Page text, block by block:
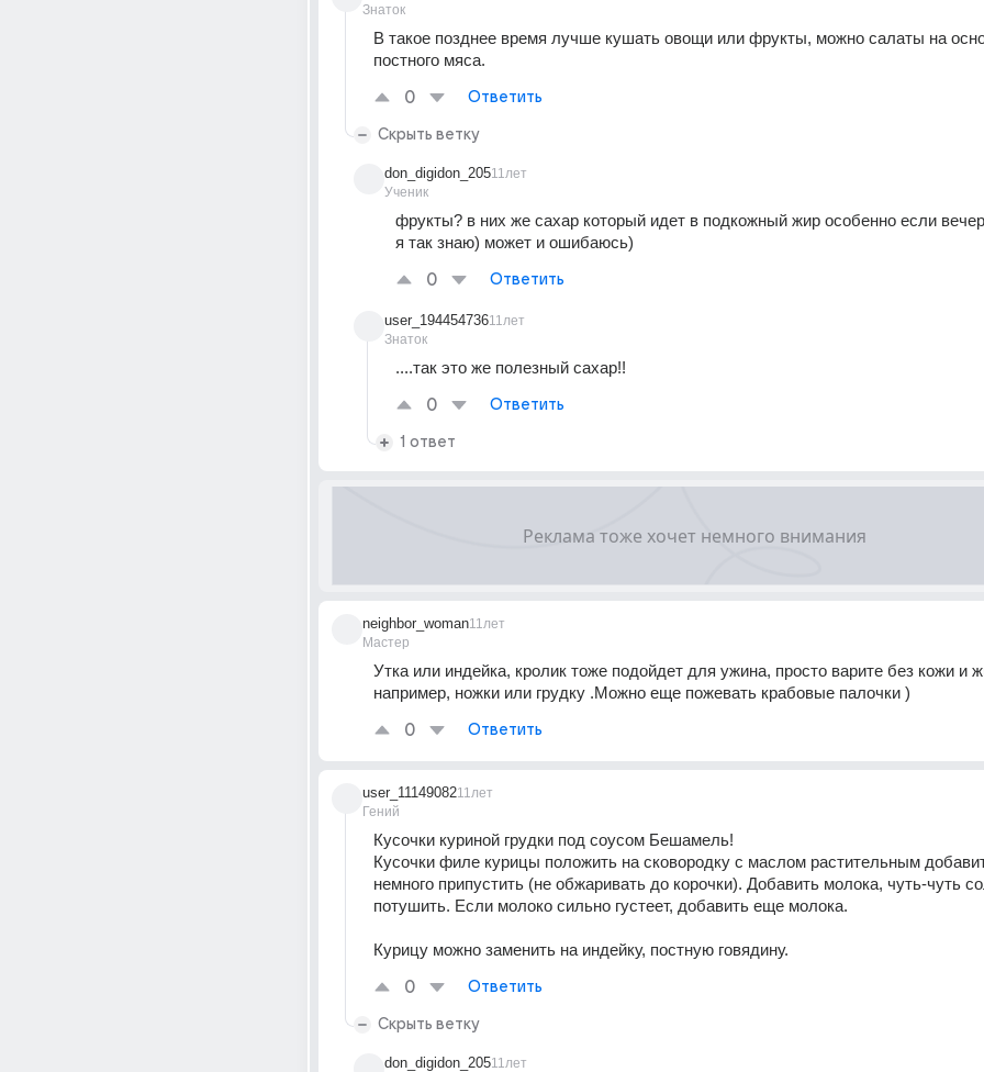
Знаток
В такое позднее время лучше кушать овощи или фрукты, можно салаты на
постного мяса.
0 Ответить
Скрыть ветку
don_digidon_205
Ученик
11лет
фрукты? в них же сахар который идет в подкожный жир особенно если
я так знаю) может и ошибаюсь)
0 Ответить
user_194454736
Знаток
11лет
....так это же полезный сахар!!
0 Ответить
1 ответ
neighbor_woman
Мастер
11лет
Утка или индейка, кролик тоже подойдет для ужина, просто варите без кожи и
например, ножки или грудку .Можно еще пожевать крабовые палочки )
0 Ответить
user_11149082
Гений
11лет
Кусочки куриной грудки под соусом Бешамель!
Кусочки филе курицы положить на сковородку с маслом растительным
немного припустить (не обжаривать до корочки). Добавить молока, чуть-чуть
потушить. Если молоко сильно густеет, добавить еще молока.
Курицу можно заменить на индейку, постную говядину.
0 Ответить
Скрыть ветку
don_digidon_20511лет